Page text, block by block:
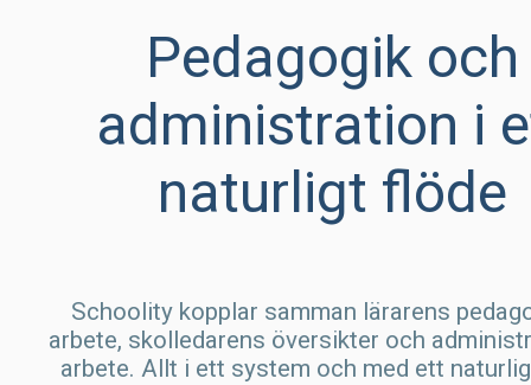
Pedagogik och
administration i
naturligt flöde
Schoolity kopplar samman lärarens
arbete, skolledarens översikter och
arbete. Allt i ett system och med ett